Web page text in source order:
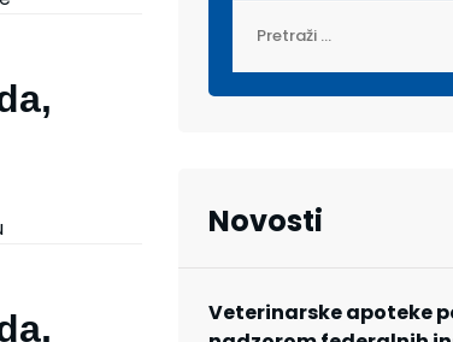
Novosti
Veterinarske apoteke